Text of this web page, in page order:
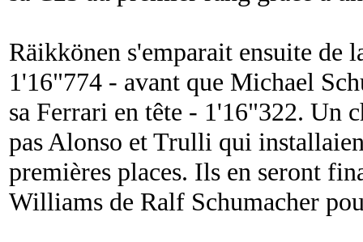
Räikkönen s'emparait ensuite de
1'16"774 - avant que Michael
sa Ferrari en tête - 1'16"322. Un
pas Alonso et Trulli qui
premières places. Ils en seront
Williams de Ralf Schumacher